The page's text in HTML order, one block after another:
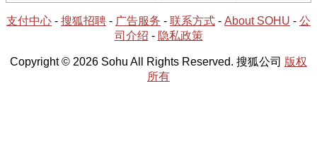
支付中心 - 搜狐招聘 - 广告服务 - 联系方式 - About SOHU - 公
司介绍 - 隐私政策
Copyright © 2026 Sohu All Rights Reserved. 搜狐公司 版权
所有